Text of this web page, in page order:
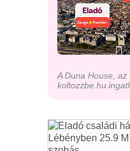
A Duna House,
koltozzbe.hu